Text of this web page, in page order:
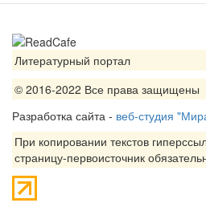
Литературный портал
© 2016-2022 Все права защищены
Разработка сайта - веб-студия
При копировании текстов
страницу-первоисточник